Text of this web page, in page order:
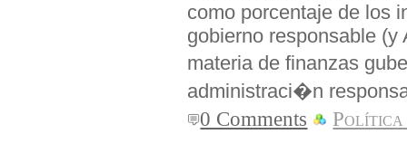
como porcentaje de los
gobierno responsable
materia de finanzas
administraci�n
0 Comments